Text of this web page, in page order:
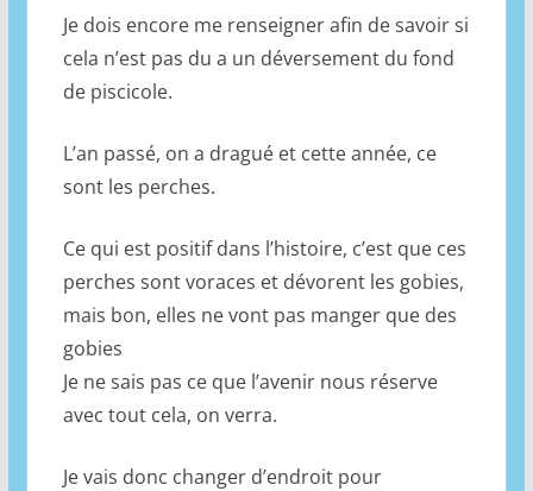
Je dois encore me renseigner afin de savoir si
cela n’est pas du a un déversement du fond
de piscicole.
L’an passé, on a dragué et cette année, ce
sont les perches.
Ce qui est positif dans l’histoire, c’est que ces
perches sont voraces et dévorent les gobies,
mais bon, elles ne vont pas manger que des
gobies
Je ne sais pas ce que l’avenir nous réserve
avec tout cela, on verra.
Je vais donc changer d’endroit pour